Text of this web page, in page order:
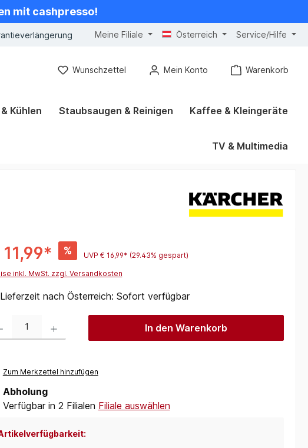
mit cashpresso!
Meine Filiale Österreich Service/Hilfe
Wunschzettel Mein Konto Warenkorb
Kühlen Staubsaugen & Reinigen Kaffee & Kleingeräte
TV & Multimedia
% UVP € 16,99* (29.43% gespart)
inkl. MwSt. zzgl. Versandkosten
Lieferzeit nach Österreich: Sofort verfügbar
In den Warenkorb
Zum Merkzettel hinzufügen
Abholung
Verfügbar in 2 Filialen Filiale auswählen